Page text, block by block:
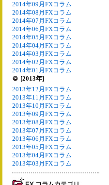
2014年09月FXコラム
2014年08月FXコラム
2014年07月FXコラム
2014年06月FXコラム
2014年05月FXコラム
2014年04月FXコラム
2014年03月FXコラム
2014年02月FXコラム
2014年01月FXコラム
[2013年]
2013年12月FXコラム
2013年11月FXコラム
2013年10月FXコラム
2013年09月FXコラム
2013年08月FXコラム
2013年07月FXコラム
2013年06月FXコラム
2013年05月FXコラム
2013年04月FXコラム
2013年03月FXコラム